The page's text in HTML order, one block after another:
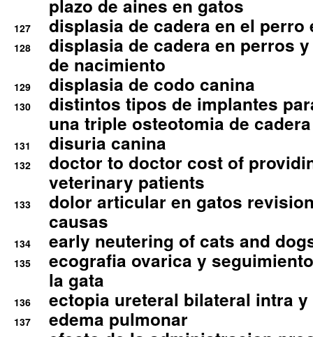
plazo de aines en gatos
127 displasia de cadera en el perro
128
displasia de cadera en perros
de nacimiento
129 displasia de codo canina
130
distintos tipos de implantes
una triple osteotomia de cadera
131 disuria canina
132
doctor to doctor cost of
veterinary patients
133
dolor articular en gatos
causas
134 early neutering of cats and
135
ecografia ovarica y
la gata
136 ectopia ureteral bilateral intra
137 edema pulmonar